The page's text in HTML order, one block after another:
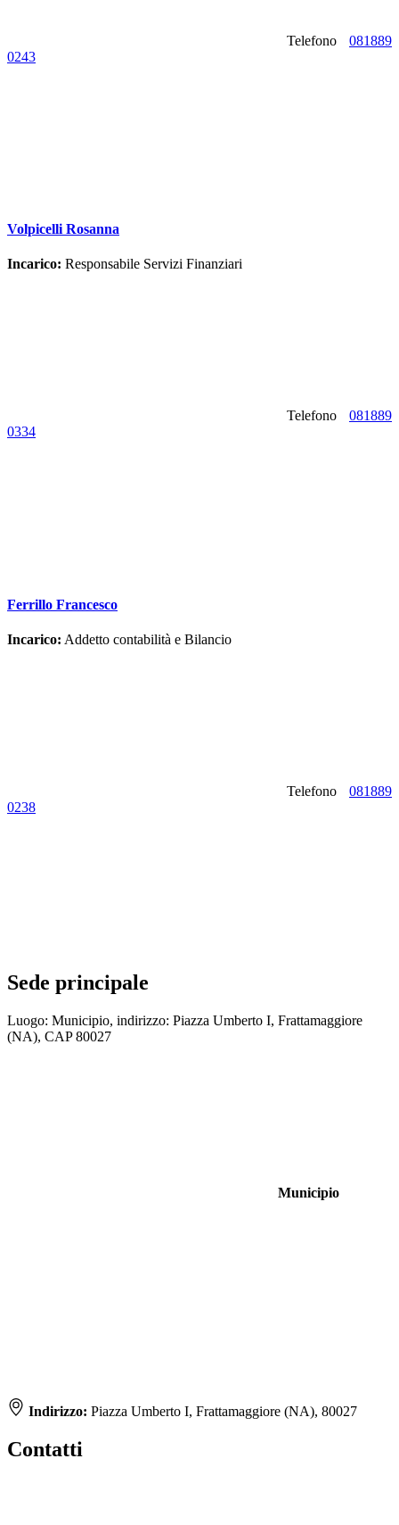
Telefono
081889
0243
Volpicelli Rosanna
Incarico: Responsabile Servizi Finanziari
Telefono
081889
0334
Ferrillo Francesco
Incarico: Addetto contabilità e Bilancio
Telefono
081889
0238
Sede principale
Luogo: Municipio, indirizzo: Piazza Umberto I, Frattamaggiore
(NA), CAP 80027
Municipio
Indirizzo: Piazza Umberto I, Frattamaggiore (NA), 80027
Contatti